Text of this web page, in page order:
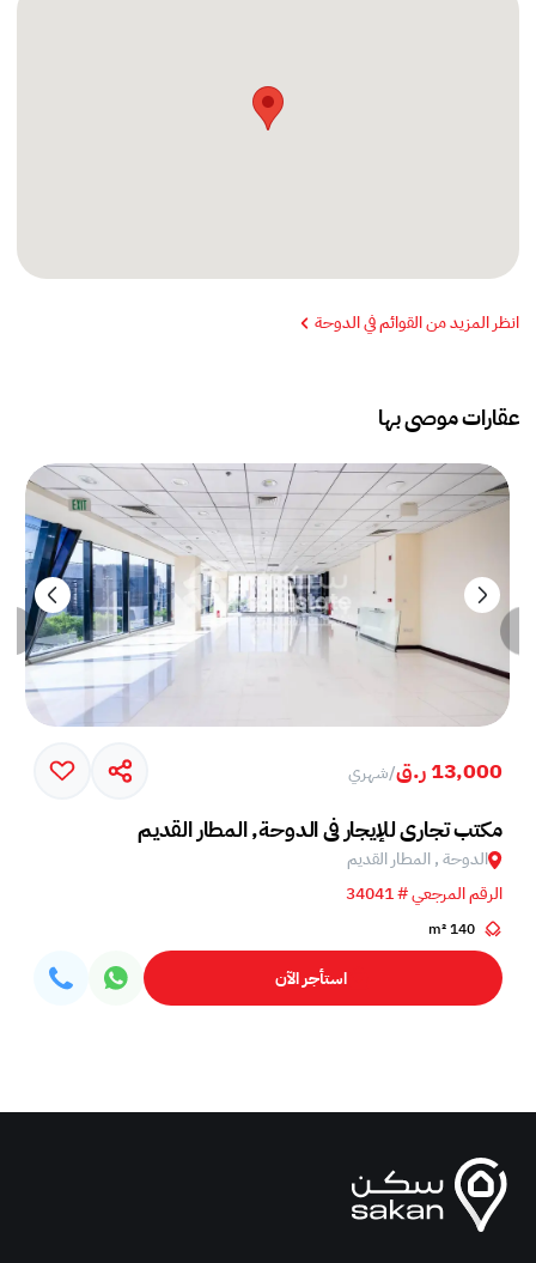
انظر المزيد من القوائم في الدوحة
عقارات موصى بها
13,000 ر.ق /شهري
مكتب تجاري للإيجار في الدوحة, المطار القديم
الدوحة , المطار القديم
الرقم المرجعي # 34041
140 m²
استأجر الآن